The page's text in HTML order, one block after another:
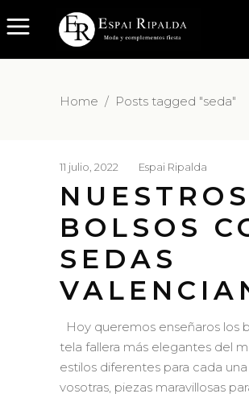
Home / Posts tagged "seda"
11 julio, 2022 Espai Ripalda
NUESTROS
BOLSOS
SEDAS
Hoy queremos enseñaros los
tela fallera más elegantes del
estilos diferentes para cada
vosotras, piezas maravillosas